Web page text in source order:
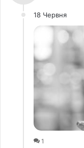
18 Червня
1